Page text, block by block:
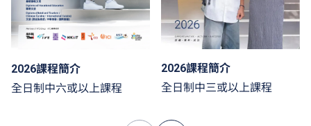
2026課程簡介
全日制中六或以上課程
2026課程簡介
全日制中三或以上課程